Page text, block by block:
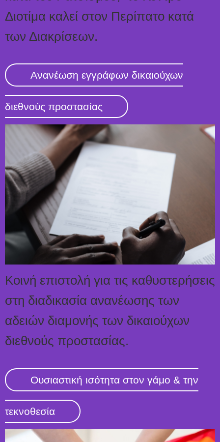
Διοτίμα καλεί στον Περίπατο κατά
των Διακρίσεων.
Ανανέωση εγγράφων δικαιούχων
διεθνούς προστασίας
Κοινή επιστολή για τις καθυστερήσεις
στη διαδικασία ανανέωσης των
αδειών διαμονής των δικαιούχων
διεθνούς προστασίας.
Ουσιαστική ισότητα στον γάμο & την
τεκνοθεσία